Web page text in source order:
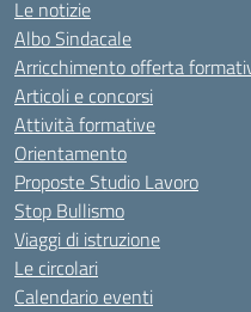
Le notizie
Albo Sindacale
Arricchimento offerta
Articoli e concorsi
Attività formative
Orientamento
Proposte Studio Lavoro
Stop Bullismo
Viaggi di istruzione
Le circolari
Calendario eventi